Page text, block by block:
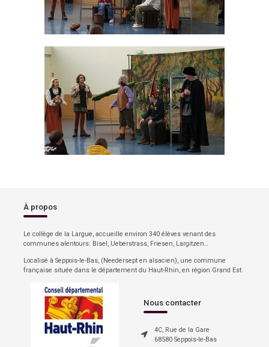
À propos
Le collège de la Largue, accueille environ 340 élèves venant des
communes alentours: Bisel, Ueberstrass, Friesen, Largitzen…
Localisé à Seppois-le-Bas, (Needersept en alsacien), une commune
française située dans le département du Haut-Rhin, en région Grand Est.
Nous contacter
4C, Rue de la Gare
68580 Seppois-le-Bas